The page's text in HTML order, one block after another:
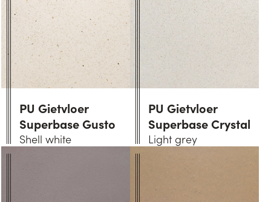
PU Gietvloer
Superbase Gusto
Shell white
PU Gietvloer
Superbase Crystal
Light grey